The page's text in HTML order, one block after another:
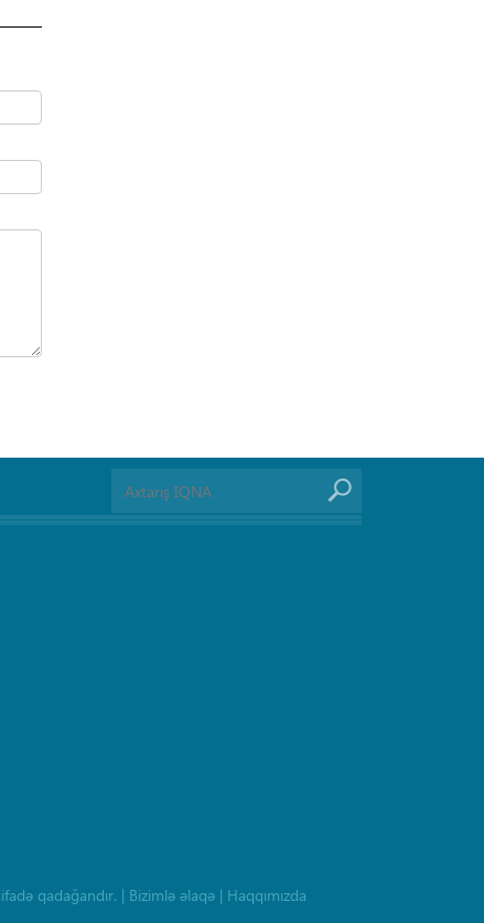
qadağandır. | Bizimlə əlaqə | Haqqımızda